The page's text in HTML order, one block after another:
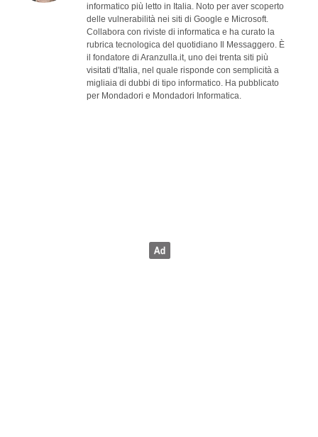
informatico più letto in Italia. Noto per aver scoperto
delle vulnerabilità nei siti di Google e Microsoft.
Collabora con riviste di informatica e ha curato la
rubrica tecnologica del quotidiano Il Messaggero. È
il fondatore di Aranzulla.it, uno dei trenta siti più
visitati d'Italia, nel quale risponde con semplicità a
migliaia di dubbi di tipo informatico. Ha pubblicato
per Mondadori e Mondadori Informatica.